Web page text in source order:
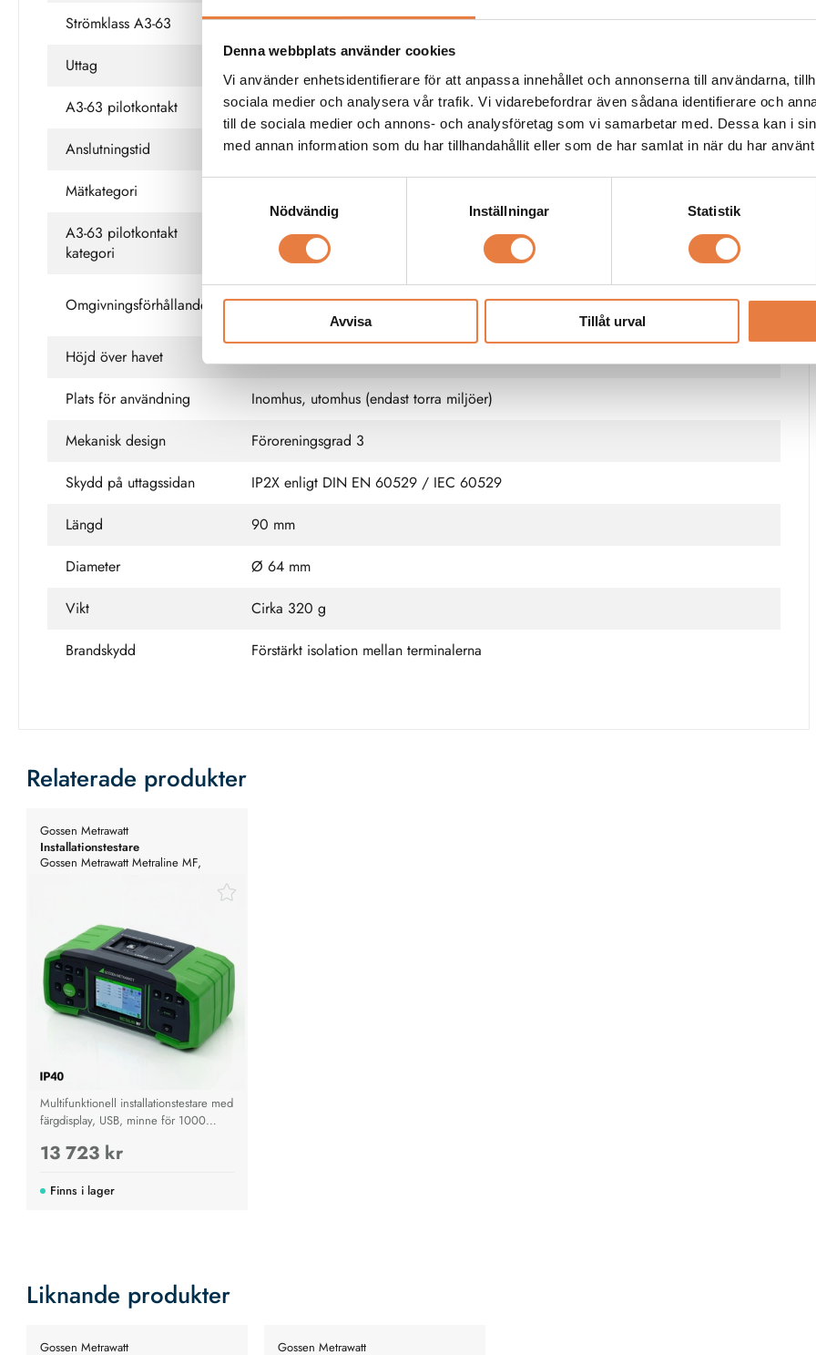
Denna webbplats använder cookies
Vi använder enhetsidentifierare för att anpassa innehållet och annonserna till användarna,
sociala medier och analysera vår trafik. Vi vidarebefordrar även sådana identifierare och
till de sociala medier och annons- och analysföretag som vi samarbetar med. Dessa kan i
med annan information som du har tillhandahållit eller som de har samlat in när du har
Nödvändig
Inställningar Statistik
Avvisa Tillåt urval
Strömklass A3-63
63 A (pilotkontakt: 10 A)
Uttag
Bananuttag 4 mm för L1/L2/L3/PE/N
A3-63 pilotkontakt
Bananuttag 2 mm för pilotkontakt
Anslutningstid
Endast under mätning (ej kontinuerlig drift)
Mätkategori
A3-63 pilotkontakt
kategori
CAT III 250 VAC
Omgivningsförhållanden
Drifttemperatur 0 ... +60 °C; RH: max 80 % upp till 31 °C, linjärt avtagande till
max 50 % vid 40 °C; ingen kondens
Höjd över havet
Plats för användning
Inomhus, utomhus (endast torra miljöer)
Mekanisk design
Föroreningsgrad 3
Skydd på uttagssidan
IP2X enligt DIN EN 60529 / IEC 60529
Längd
90 mm
Diameter
Ø 64 mm
Vikt
Cirka 320 g
Brandskydd
Förstärkt isolation mellan terminalerna
Relaterade produkter
Gossen Metrawatt
Installationstestare
Gossen Metrawatt Metraline MF,
Multifunktionell installationstestare med
färgdisplay, USB, minne för 1000
13 723 kr
Finns i lager
Liknande produkter
Gossen Metrawatt Gossen Metrawatt